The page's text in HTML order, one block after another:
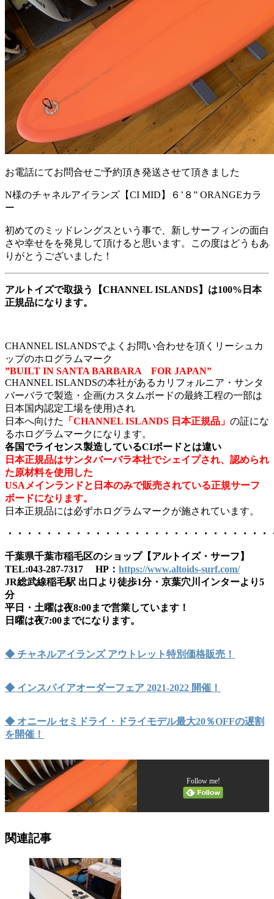
お電話にてお問合せご予約頂き発送させて頂きました
N様のチャネルアイランズ【CI MID】６’８” ORANGEカラ
ー
初めてのミッドレングスという事で、新しサーフィンの面白
さや幸せをを発見して頂けると思います。この度はどうもあ
りがとうございました！
アルトイズで取扱う【CHANNEL ISLANDS】は100%日本
正規品になります。
CHANNEL ISLANDSでよくお問い合わせを頂くリーシュカ
ップのホログラムマーク
”BUILT IN SANTA BARBARA FOR JAPAN”
CHANNEL ISLANDSの本社があるカリフォルニア・サンタ
バーバラで製造・企画(カスタムボードの最終工程の一部は
日本国内認定工場を使用)され
日本へ向けた
「CHANNEL ISLANDS 日本正規品」 の証にな
るホログラムマークになります。
各国でライセンス製造しているCIボードとは違い
日本正規品はサンタバーバラ本社でシェイプされ、認められ
た原材料を使用した
USAメインランドと日本のみで販売されている正規サーフ
ボードになります。
日本正規品には必ずホログラムマークが施されています。
・・・・・・・・・・・・・・・・・・・・・・・・・・
千葉県千葉市稲毛区のショップ【アルトイズ・サーフ】
TEL:043-287-7317 HP： https://www.altoids-surf.com/
JR総武線稲毛駅 出口より徒歩1分・京葉穴川インターより5
分
平日・土曜は夜8:00まで営業しています！
日曜は夜7:00までになります。
◆ チャネルアイランズ アウトレット特別価格販売！
◆ インスパイアオーダーフェア 2021-2022 開催！
◆ オニール セミドライ・ドライモデル最大20％OFFの遅割
を開催！
Follow me!
関連記事